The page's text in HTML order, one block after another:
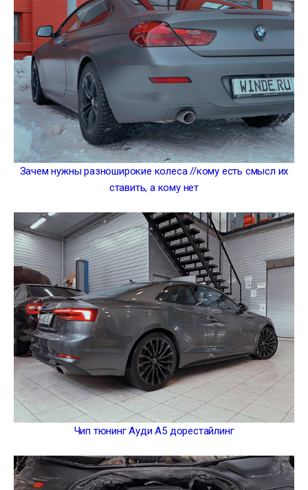
Зачем нужны разноширокие колеса //кому есть смысл их
ставить, а кому нет
Чип тюнинг Ауди А5 дорестайлинг